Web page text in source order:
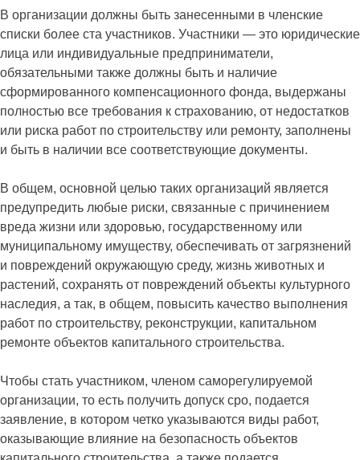
В организации должны быть занесенными в членские
списки более ста участников. Участники — это юридические
лица или индивидуальные предприниматели,
обязательными также должны быть и наличие
сформированного компенсационного фонда, выдержаны
полностью все требования к страхованию, от недостатков
или риска работ по строительству или ремонту, заполнены
и быть в наличии все соответствующие документы.
В общем, основной целью таких организаций является
предупредить любые риски, связанные с причинением
вреда жизни или здоровью, государственному или
муниципальному имуществу, обеспечивать от загрязнений
и повреждений окружающую среду, жизнь животных и
растений, сохранять от повреждений объекты культурного
наследия, а так, в общем, повысить качество выполнения
работ по строительству, реконструкции, капитальном
ремонте объектов капитального строительства.
Чтобы стать участником, членом саморегулируемой
организации, то есть получить допуск сро, подается
заявление, в котором четко указываются виды работ,
оказывающие влияние на безопасность объектов